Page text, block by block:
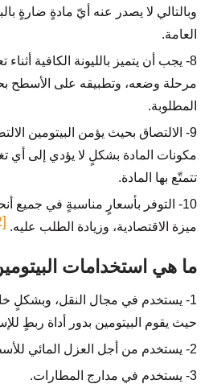
وبالتالي لا يصدر عنه أيّ مادةٍ ضارةٍ
العامة.
8- يجب أن يتميز بالليونة الكافية
مرحلة وضعه، وتطبيقه على الأسطح
المطلوبة.
9- الالتصاق بحيث يؤمن البيتومين
مكونات المادة بشكلٍ لا يؤدي إلى أي
تتمتّع بها المادة.
10- التوفر بأسعارٍ مناسبةٍ في جميع
ميزة الاقتصادية، وزيادة الطلب عليه. [2]
ما هي استخدامات
1- يستخدم في مجال النقل، وبشكلٍ
حيث يقوم البيتومين بدور أداة ربطٍ
2- يستخدم من أجل العزل المائي للأسطح والأسقف.
3- يستخدم في مدارج المطارات.